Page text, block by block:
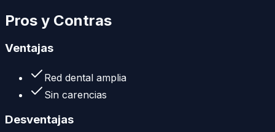
Pros y Contras
Ventajas
Red dental amplia
Sin carencias
Desventajas